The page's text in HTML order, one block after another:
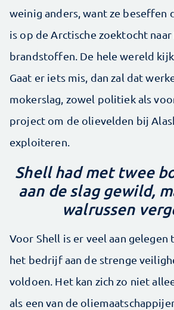
weinig anders, want ze beseffen
is op de Arctische zoektocht
brandstoffen. De hele wereld
Gaat er iets mis, dan zal dat
mokerslag, zowel politiek als
project om de olievelden bij
exploiteren.
Shell had met twee
aan de slag gewild,
walrussen
Voor Shell is er veel aan gelegen
het bedrijf aan de strenge
voldoen. Het kan zich zo niet
als een van de